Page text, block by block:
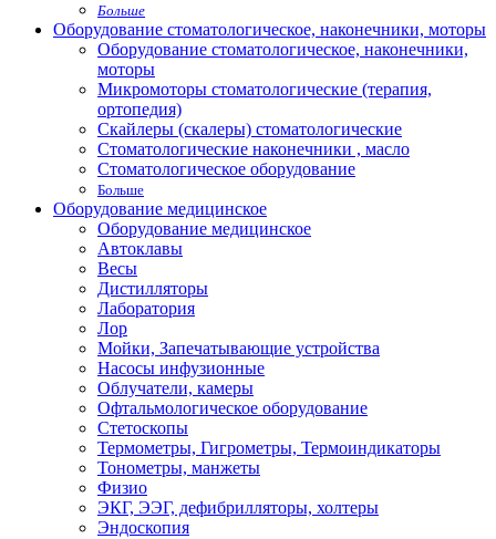
Больше
Оборудование стоматологическое, наконечники, моторы
Оборудование стоматологическое, наконечники,
моторы
Микромоторы стоматологические (терапия,
ортопедия)
Скайлеры (скалеры) стоматологические
Стоматологические наконечники , масло
Стоматологическое оборудование
Больше
Оборудование медицинское
Оборудование медицинское
Автоклавы
Весы
Дистилляторы
Лаборатория
Лор
Мойки, Запечатывающие устройства
Насосы инфузионные
Облучатели, камеры
Офтальмологическое оборудование
Стетоскопы
Термометры, Гигрометры, Термоиндикаторы
Тонометры, манжеты
Физио
ЭКГ, ЭЭГ, дефибрилляторы, холтеры
Эндоскопия